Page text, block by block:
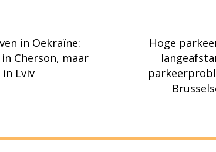
in Oekraïne:
Cherson, maar
Lviv
Hoge